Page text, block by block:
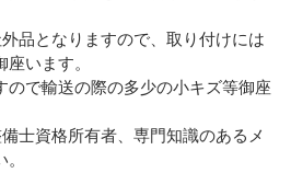
品となりますので、取り付けには
います。
ので輸送の際の多少の小キズ等御座
士資格所有者、専門知識のあるメ